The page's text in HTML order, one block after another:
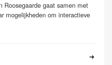
Roosegaarde gaat samen met
mogelijkheden om interactieve